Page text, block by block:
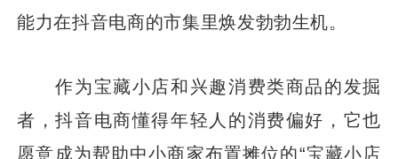
能力在抖音电商的市集里焕发勃勃生机。
作为宝藏小店和兴趣消费类商品的发掘
者，抖音电商懂得年轻人的消费偏好，它也
愿意成为帮助中小商家布置摊位的“宝藏小店